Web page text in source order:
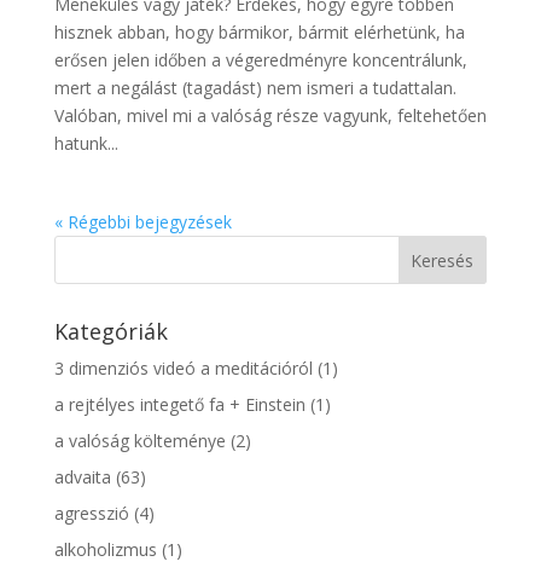
Menekülés vagy játék? Érdekes, hogy egyre többen
hisznek abban, hogy bármikor, bármit elérhetünk, ha
erősen jelen időben a végeredményre koncentrálunk,
mert a negálást (tagadást) nem ismeri a tudattalan.
Valóban, mivel mi a valóság része vagyunk, feltehetően
hatunk...
« Régebbi bejegyzések
Kategóriák
3 dimenziós videó a meditációról (1)
a rejtélyes integető fa + Einstein (1)
a valóság költeménye (2)
advaita (63)
agresszió (4)
alkoholizmus (1)